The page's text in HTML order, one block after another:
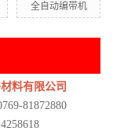
全自动编带机
料有限公司
81872880